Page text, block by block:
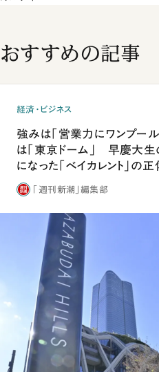
おすすめの記事
経済・ビジネス
強みは「営業力にワンプー
は「東京ドーム」 早慶大
になった「ベイカレント」の正
「週刊新潮」編集部